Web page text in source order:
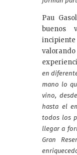
Pau
buenos
en
mano lo
vino,
hasta el
todos los
llegar a
Gran